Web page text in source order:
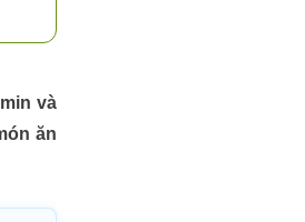
và
ăn